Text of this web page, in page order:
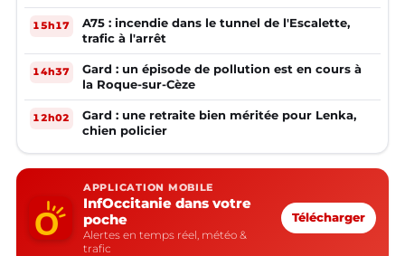
15h17
A75 : incendie dans le tunnel de l'Escalette,
trafic à l'arrêt
14h37
Gard : un épisode de pollution est en cours à
la Roque-sur-Cèze
12h02
Gard : une retraite bien méritée pour Lenka,
chien policier
APPLICATION MOBILE
InfOccitanie dans votre
poche
Alertes en temps réel, météo &
trafic
Télécharger